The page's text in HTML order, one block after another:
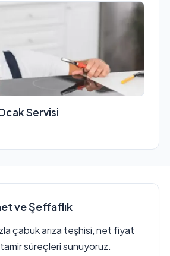
Servisi
ve Şeffaflık
çabuk arıza teşhisi, net fiyat
süreçleri sunuyoruz.